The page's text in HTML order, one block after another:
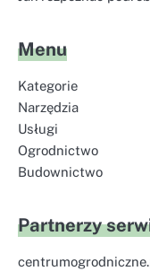
Menu
Kategorie
Narzędzia
Usługi
Ogrodnictwo
Budownictwo
Partnerzy